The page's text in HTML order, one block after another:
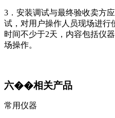
3 ． 安装调试与最终验收卖方
试，对用户操作人员现场进行
时间不少于2天，内容包括仪
场操作。
六��相关产品
常用仪器